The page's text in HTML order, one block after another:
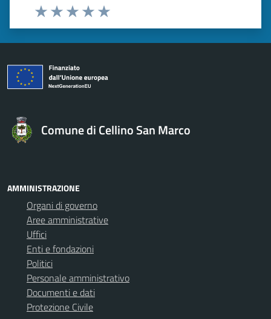
Valuta 5 stelle su 5
Valuta 4 stelle su 5
Valuta 3 stelle su 5
Valuta 2 stelle su 5
Valuta 1 stelle su 5
Comune di Cellino San Marco
AMMINISTRAZIONE
Organi di governo
Aree amministrative
Uffici
Enti e fondazioni
Politici
Personale amministrativo
Documenti e dati
Protezione Civile